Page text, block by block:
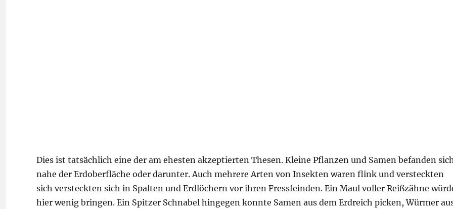
Dies ist tatsächlich eine der am ehesten akzeptierten Thesen. Kleine Pflanzen und Samen befanden
nahe der Erdoberfläche oder darunter. Auch mehrere Arten von Insekten waren flink und versteckten
sich versteckten sich in Spalten und Erdlöchern vor ihren Fressfeinden. Ein Maul voller Reißzähne
hier wenig bringen. Ein Spitzer Schnabel hingegen konnte Samen aus dem Erdreich picken, Würmer